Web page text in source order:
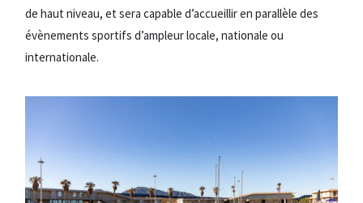
de haut niveau, et sera capable d’accueillir en parallèle des
évènements sportifs d’ampleur locale, nationale ou
internationale.